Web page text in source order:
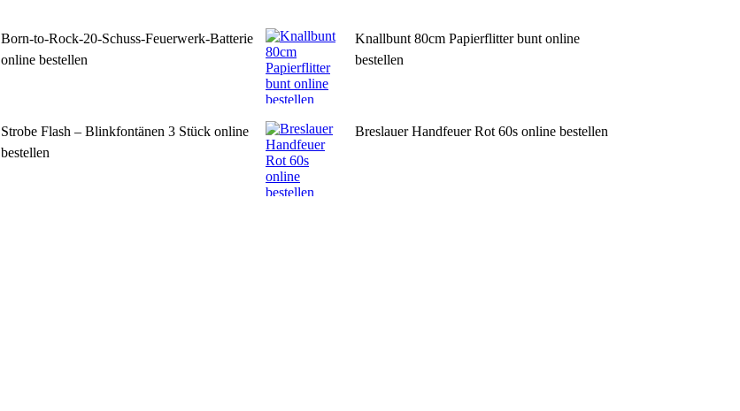
Born-to-Rock-20-Schuss-Feuerwerk-Batterie
online bestellen
Knallbunt 80cm Papierflitter bunt online
bestellen
Strobe Flash – Blinkfontänen 3 Stück online
bestellen
Breslauer Handfeuer Rot 60s online bestellen